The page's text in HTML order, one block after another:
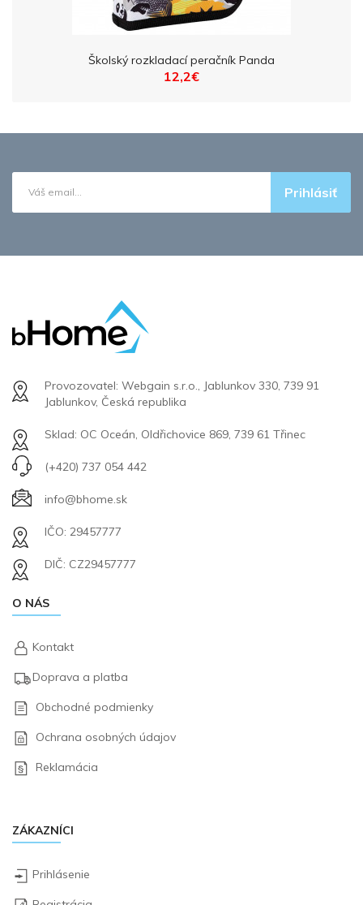
Školský rozkladací peračník Panda
12,2€
Prihlásiť
Provozovatel: Webgain s.r.o., Jablunkov 330, 739 91
Jablunkov, Česká republika
Sklad: OC Oceán, Oldřichovice 869, 739 61 Třinec
(+420) 737 054 442
info@bhome.sk
IČO: 29457777
DIČ: CZ29457777
O NÁS
Kontakt
Doprava a platba
Obchodné podmienky
Ochrana osobných údajov
Reklamácia
ZÁKAZNÍCI
Prihlásenie